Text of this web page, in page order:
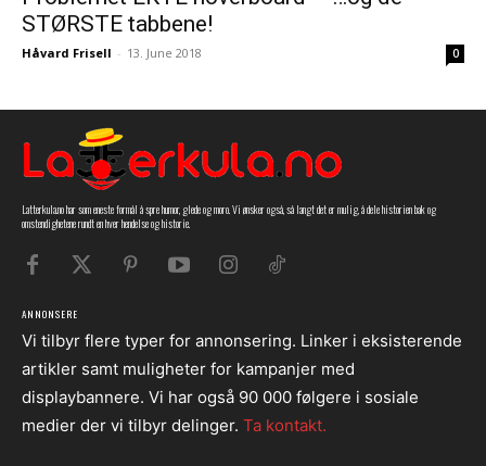
STØRSTE tabbene!
Håvard Frisell - 13. June 2018 0
Latterkula.no har som eneste formål å spre humor, glede og moro. Vi ønsker også, så langt det er mulig, å dele historien bak og
omstendighetene rundt en hver hendelse og historie.
ANNONSERE
Vi tilbyr flere typer for annonsering. Linker i eksisterende
artikler samt muligheter for kampanjer med
displaybannere. Vi har også 90 000 følgere i sosiale
medier der vi tilbyr delinger. Ta kontakt.